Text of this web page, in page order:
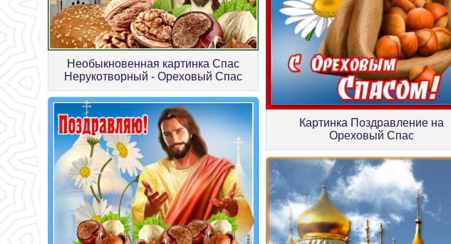
Необыкновенная картинка Спас
Нерукотворный - Ореховый Спас
Картинка Поздравление на
Ореховый Спас